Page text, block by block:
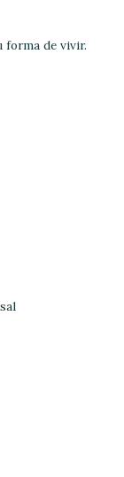
forma de vivir.